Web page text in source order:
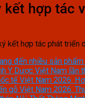
hợp tác
kết hợp tác phát
đến nhiều sản
Y Dược Việt Nam
tế Việt Nam 2026:
gỗ Việt Nam 2026: